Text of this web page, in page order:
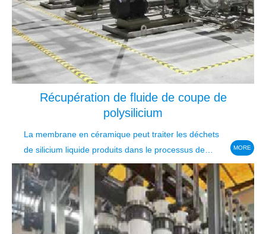
Récupération de fluide de coupe de
polysilicium
La membrane en céramique peut traiter les déchets
de silicium liquide produits dans le processus de
production d'énergie solaire.
MORE